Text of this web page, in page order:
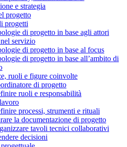
e strategia
progetto
progetti
di progetto in base agli attori
servizio
di progetto in base al focus
di progetto in base all’ambito di
ruoli e figure coinvolte
di progetto
ruoli e responsabilità
processi, strumenti e rituali
la documentazione di progetto
tavoli tecnici collaborativi
decisioni